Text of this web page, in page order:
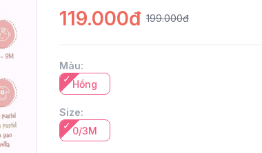
119.000đ 199.000đ
Màu:
Hồng
Size:
0/3M